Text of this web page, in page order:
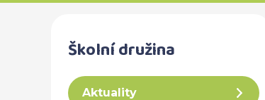
Školní družina
Aktuality